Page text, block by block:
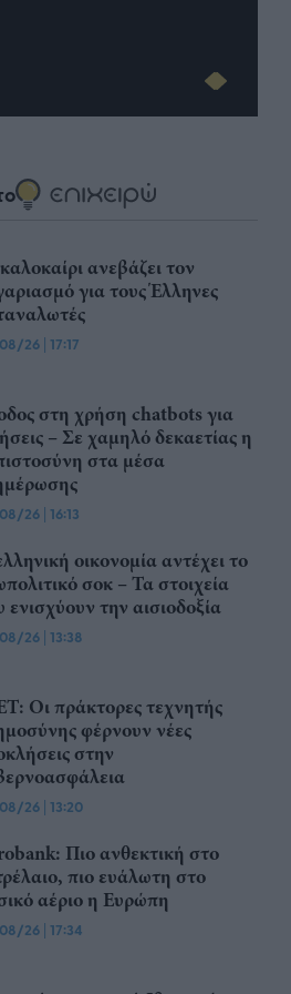
ανεβάζει τον
για τους Έλληνες
26 | 17:17
στη χρήση chatbots για
– Σε χαμηλό δεκαετίας η
στα μέσα
26 | 16:13
οικονομία αντέχει το
σοκ – Τα στοιχεία
ενισχύουν την αισιοδοξία
26 | 13:38
Οι πράκτορες τεχνητής
φέρνουν νέες
στην
26 | 13:20
Πιο ανθεκτική στο
πιο ευάλωτη στο
αέριο η Ευρώπη
26 | 17:34